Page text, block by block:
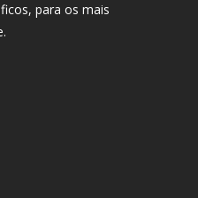
para os mais